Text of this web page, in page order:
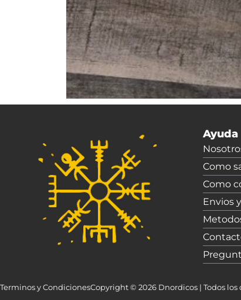
Ayuda
Como
Como
Envios
Terminos y CondicionesCopyright © 2026 Dnordicos | Todos